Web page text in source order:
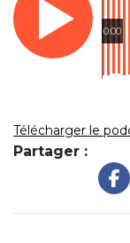
0:00
Télécharger le
Partager :